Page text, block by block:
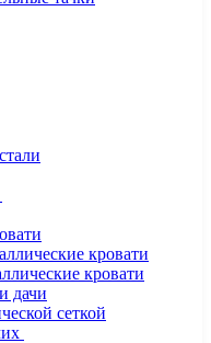
кровати
кровати
дачи
сеткой